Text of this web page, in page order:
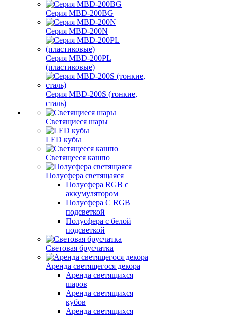
Серия MBD-200BG
Серия MBD-200N
Серия MBD-200PL
(пластиковые)
Серия MBD-200S (тонкие,
сталь)
Светящиеся шары
LED кубы
Светящееся кашпо
Полусфера светящаяся
Полусфера RGB с
аккумулятором
Полусфера С RGB
подсветкой
Полусфера с белой
подсветкой
Световая брусчатка
Аренда светящегося декора
Аренда светящихся
шаров
Аренда светящихся
кубов
Аренда светящихся